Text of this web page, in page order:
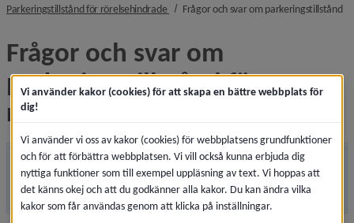
Parkeringstillstånd för rörelsehindrade nivå i brödsmulenavigeringen
Frågor och svar om parkeringstillstånd
Frågor och svar om
parkeringstillstånd för
rörelsehindrade
Vad är ett parkeringstillstånd för
rörelsehindrade?
Vi använder kakor (cookies) för att skapa en bättre webbplats för
dig!
Vi använder vi oss av kakor (cookies) för webbplatsens grundfunktioner
och för att förbättra webbplatsen. Vi vill också kunna erbjuda dig
nyttiga funktioner som till exempel uppläsning av text. Vi hoppas att
det känns okej och att du godkänner alla kakor. Du kan ändra vilka
kakor som får användas genom att klicka på inställningar.